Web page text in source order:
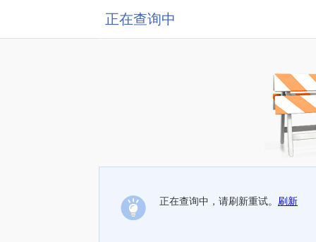
正在查询中
正在查询中，请刷新重试。 刷新